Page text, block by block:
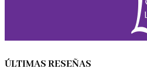
ÚLTIMAS RESEÑAS